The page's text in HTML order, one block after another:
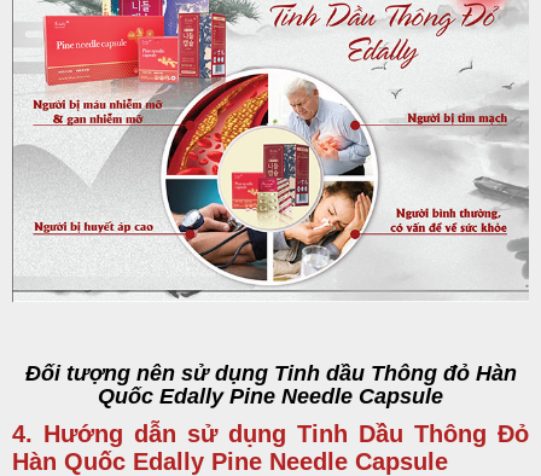
Đối tượng nên sử dụng Tinh dầu Thông đỏ Hàn
Quốc Edally Pine Needle Capsule
4. Hướng dẫn sử dụng Tinh Dầu Thông Đỏ
Hàn Quốc Edally Pine Needle Capsule